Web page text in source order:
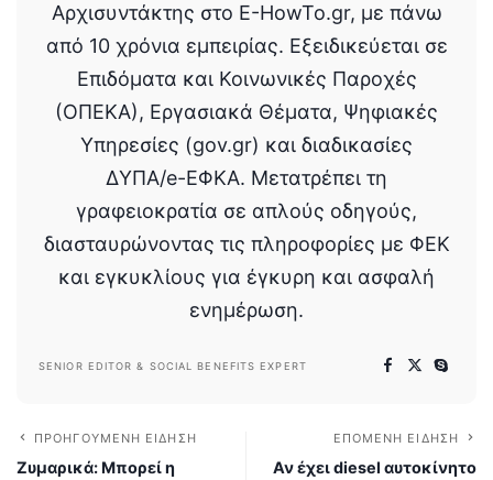
Αρχισυντάκτης στο E-HowTo.gr, με πάνω
από 10 χρόνια εμπειρίας. Εξειδικεύεται σε
Επιδόματα και Κοινωνικές Παροχές
(ΟΠΕΚΑ), Εργασιακά Θέματα, Ψηφιακές
Υπηρεσίες (gov.gr) και διαδικασίες
ΔΥΠΑ/e-ΕΦΚΑ. Μετατρέπει τη
γραφειοκρατία σε απλούς οδηγούς,
διασταυρώνοντας τις πληροφορίες με ΦΕΚ
και εγκυκλίους για έγκυρη και ασφαλή
ενημέρωση.
SENIOR EDITOR & SOCIAL BENEFITS EXPERT
ΠΡΟΗΓΟΎΜΕΝΗ ΕΊΔΗΣΗ
Ζυμαρικά: Μπορεί η
ΕΠΌΜΕΝΗ ΕΊΔΗΣΗ
Αν έχει diesel αυτοκίνητο